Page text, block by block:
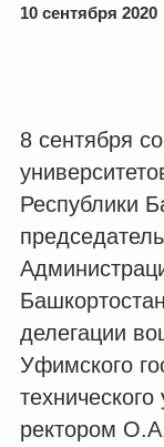
10 сентября 2020
8 сентября
Республики
делегации
Уфимского
ректором